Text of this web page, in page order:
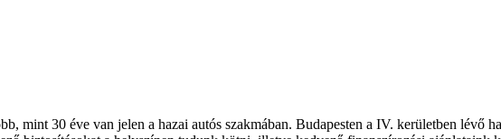
mint 30 éve van jelen a hazai autós szakmában. Budapesten a IV. kerületben lévő